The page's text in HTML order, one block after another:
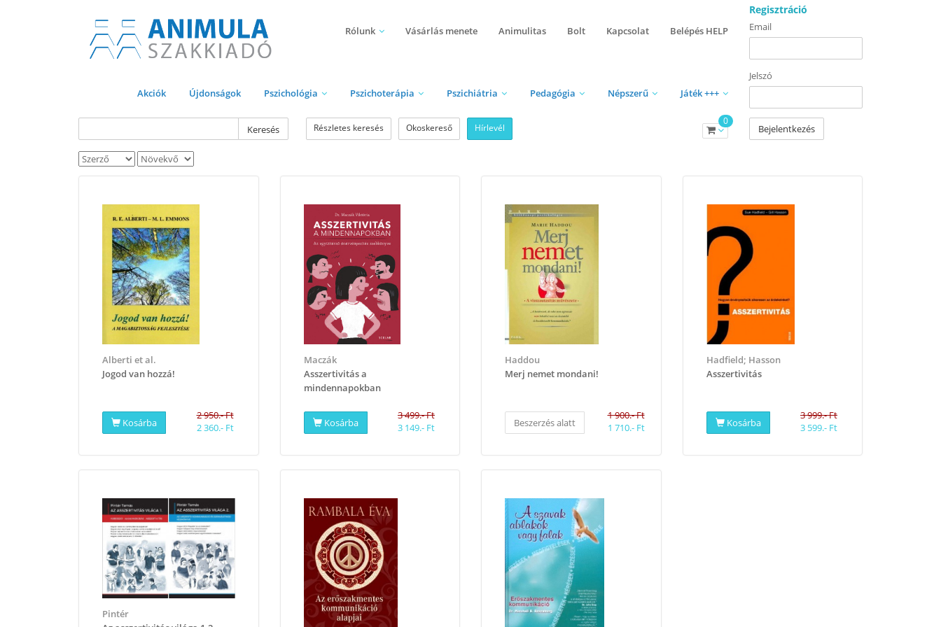
Rólunk Vásárlás menete Animulitas Bolt Kapcsolat Belépés HELP
Akciók Újdonságok Pszichológia Pszichoterápia Pszichiátria Pedagógia Népszerű Játék +++
Keresés Részletes keresés Okoskereső Hírlevél
0
Regisztráció
Email
Jelszó
Bejelentkezés
Alberti et al.
Jogod van hozzá!
Kosárba
2 950.- Ft
2 360.- Ft
Maczák
​Asszertivitás a
mindennapokban
Kosárba
3 499.- Ft
3 149.- Ft
Haddou
Merj nemet mondani!
Beszerzés alatt
1 900.- Ft
1 710.- Ft
Hadfield; Hasson
Asszertivitás
Kosárba
3 999.- Ft
3 599.- Ft
Pintér